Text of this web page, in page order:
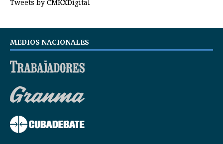
Tweets by CMKXDigital
MEDIOS NACIONALES